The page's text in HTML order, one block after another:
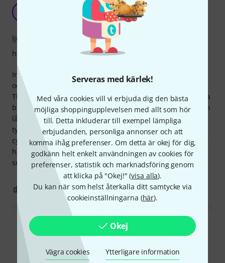
Serveras med kärlek!
Med våra cookies vill vi erbjuda dig den bästa
möjliga shoppingupplevelsen med allt som hör
till. Detta inkluderar till exempel lämpliga
erbjudanden, personliga annonser och att
komma ihåg preferenser. Om detta är okej för dig,
godkänn helt enkelt användningen av cookies för
preferenser, statistik och marknadsföring genom
att klicka på "Okej!" (visa alla).
Du kan när som helst återkalla ditt samtycke via
cookieinställningarna (här).
Okej
Vägra cookies Ytterligare information
Bättre än ett plåttak
ClaudSound 15.08.2022
Innan jag köpte hade jag redan undersökt flera cymbaler
och lyssnat på soundtracket till de olika cymbalerna på
Thomanns hemsida! Bra Thomann, ett utmärkt sätt att hitta
bland mängden cymbaler genom ljudprover! Och cymbalen
låter precis som ljudprovet på Thomanns hemsida! Jag
tycker att den är väldigt bra, särskilt jämfört med andra
cymbaler som erbjuds på marknaden till det här priset! Jag
har fortfarande en 22-tums piaste från 1979 euro. Jag ska
smida en klocka av den och köpa 22-tums Caz från Zultan!
ljud
hantverkskvalitet
2 ANMÄL RECENSION
Läs alla recensioner